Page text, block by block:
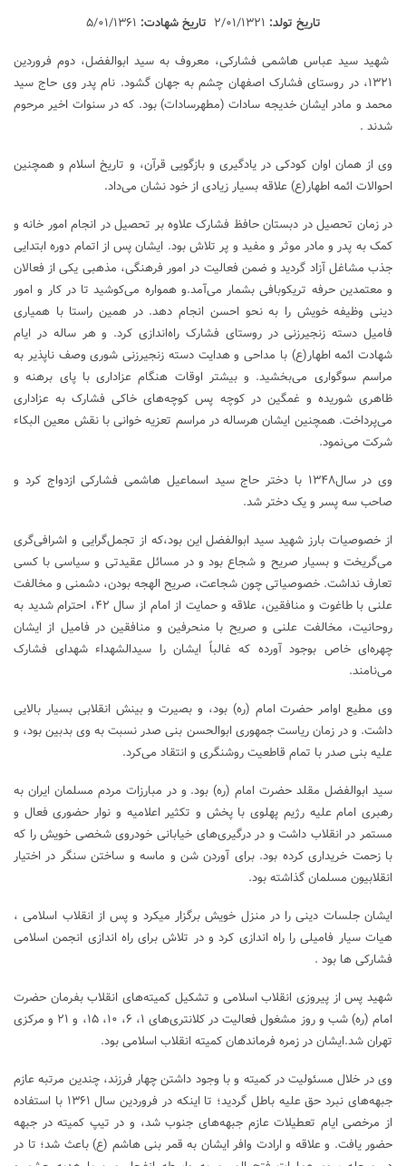
تاریخ تولد: ۲/۰۱/۱۳۲۱ تاریخ شهادت: ۵/۰۱/۱۳۶۱
شهید سید عباس هاشمی فشارکی، معروف به سید ابوالفضل، دوم فروردین
۱۳۲۱، در روستای فشارک اصفهان چشم به جهان گشود. نام پدر وی حاج سید
محمد و مادر ایشان خدیجه سادات (مطهرسادات) بود. که در سنوات اخیر مرحوم
شدند .
وی از همان اوان کودکی در یادگیری و بازگویی قرآن، و تاریخ اسلام و همچنین
احوالات ائمه اطهار(ع) علاقه بسیار زیادی از خود نشان می‌داد.
در زمان تحصیل در دبستان حافظ فشارک علاوه بر تحصیل در انجام امور خانه و
کمک به پدر و مادر موثر و مفید و پر تلاش بود. ایشان پس از اتمام دوره ابتدایی
جذب مشاغل آزاد گردید و ضمن فعالیت در امور فرهنگی، مذهبی یکی از فعالان
و معتمدین حرفه تریکوبافی بشمار می‌آمد.و همواره می‌کوشید تا در کار و امور
دینی وظیفه خویش را به نحو احسن انجام دهد. در همین راستا با همیاری
فامیل دسته زنجیرزنی در روستای فشارک راه‌اندازی کرد. و هر ساله در ایام
شهادت ائمه اطهار(ع) با مداحی و هدایت دسته زنجیرزنی شوری وصف ناپذیر به
مراسم سوگواری می‌بخشید. و بیشتر اوقات هنگام عزاداری با پای برهنه و
ظاهری شوریده و غمگین در کوچه پس کوچه‌های خاکی فشارک به عزاداری
می‌پرداخت. همچنین ایشان هرساله در مراسم تعزیه خوانی با نقش معین البکاء
شرکت می‌نمود.
وی در سال۱۳۴۸ با دختر حاج سید اسماعیل هاشمی فشارکی ازدواج کرد و
صاحب سه پسر و یک دختر شد.
از خصوصیات بارز شهید سید ابوالفضل این بود،که از تجمل‌گرایی و اشرافی‌گری
می‌گریخت و بسیار صریح و شجاع بود و در مسائل عقیدتی و سیاسی با کسی
تعارف نداشت. خصوصیاتی چون شجاعت، صریح الهجه بودن، دشمنی و مخالفت
علنی با طاغوت و منافقین، علاقه و حمایت از امام از سال ۴۲، احترام شدید به
روحانیت، مخالفت علنی و صریح با منحرفین و منافقین در فامیل از ایشان
چهره‌ای خاص بوجود آورده که غالباً ایشان را سیدالشهداء شهدای فشارک
می‌نامند.
وی مطیع اوامر حضرت امام (ره) بود، و بصیرت و بینش انقلابی بسیار بالایی
داشت. و در زمان ریاست جمهوری ابوالحسن بنی صدر نسبت به وی بدبین بود، و
علیه بنی صدر با تمام قاطعیت روشنگری و انتقاد می‌کرد.
سید ابوالفضل مقلد حضرت امام (ره) بود. و در مبارزات مردم مسلمان ایران به
رهبری امام علیه رژیم پهلوی با پخش و تکثیر اعلامیه و نوار حضوری فعال و
مستمر در انقلاب داشت و در درگیری‌های خیابانی خودروی شخصی خویش را که
با زحمت خریداری کرده بود. برای آوردن شن و ماسه و ساختن سنگر در اختیار
انقلابیون مسلمان گذاشته بود.
ایشان جلسات دینی را در منزل خویش برگزار میکرد و پس از انقلاب اسلامی ،
هیات سیار فامیلی را راه اندازی کرد و در تلاش برای راه اندازی انجمن اسلامی
فشارکی ها بود .
شهید پس از پیروزی انقلاب اسلامی و تشکیل کمیته‌های انقلاب بفرمان حضرت
امام (ره) شب و روز مشغول فعالیت در کلانتری‌های ۱، ۶، ۱۰، ۱۵، و ۲۱ و مرکزی
تهران شد.ایشان در زمره فرماندهان کمیته انقلاب اسلامی بود.
وی در خلال مسئولیت در کمیته و با وجود داشتن چهار فرزند، چندین مرتبه عازم
جبهه‌های نبرد حق علیه باطل گردید؛ تا اینکه در فروردین سال ۱۳۶۱ با استفاده
از مرخصی ایام تعطیلات عازم جبهه‌های جنوب شد، و در تیپ کمیته در جبهه
حضور یافت. و علاقه و ارادت وافر ایشان به قمر بنی هاشم (ع) باعث شد؛ تا در